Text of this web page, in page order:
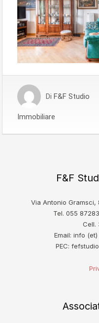
Di F&F Studio
Immobiliare
F&F
Via Antonio Gramsci,
Tel. 055
Cell.
Email: info
PEC: